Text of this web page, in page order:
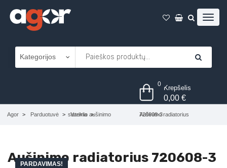
0 Krepšelis
0,00€
Agor Parduotuvė Variklio aušinimo sistema Aušinimo radiatorius 720608-3
Aušinimo radiatorius 720608-3
PARDAVIMAS!